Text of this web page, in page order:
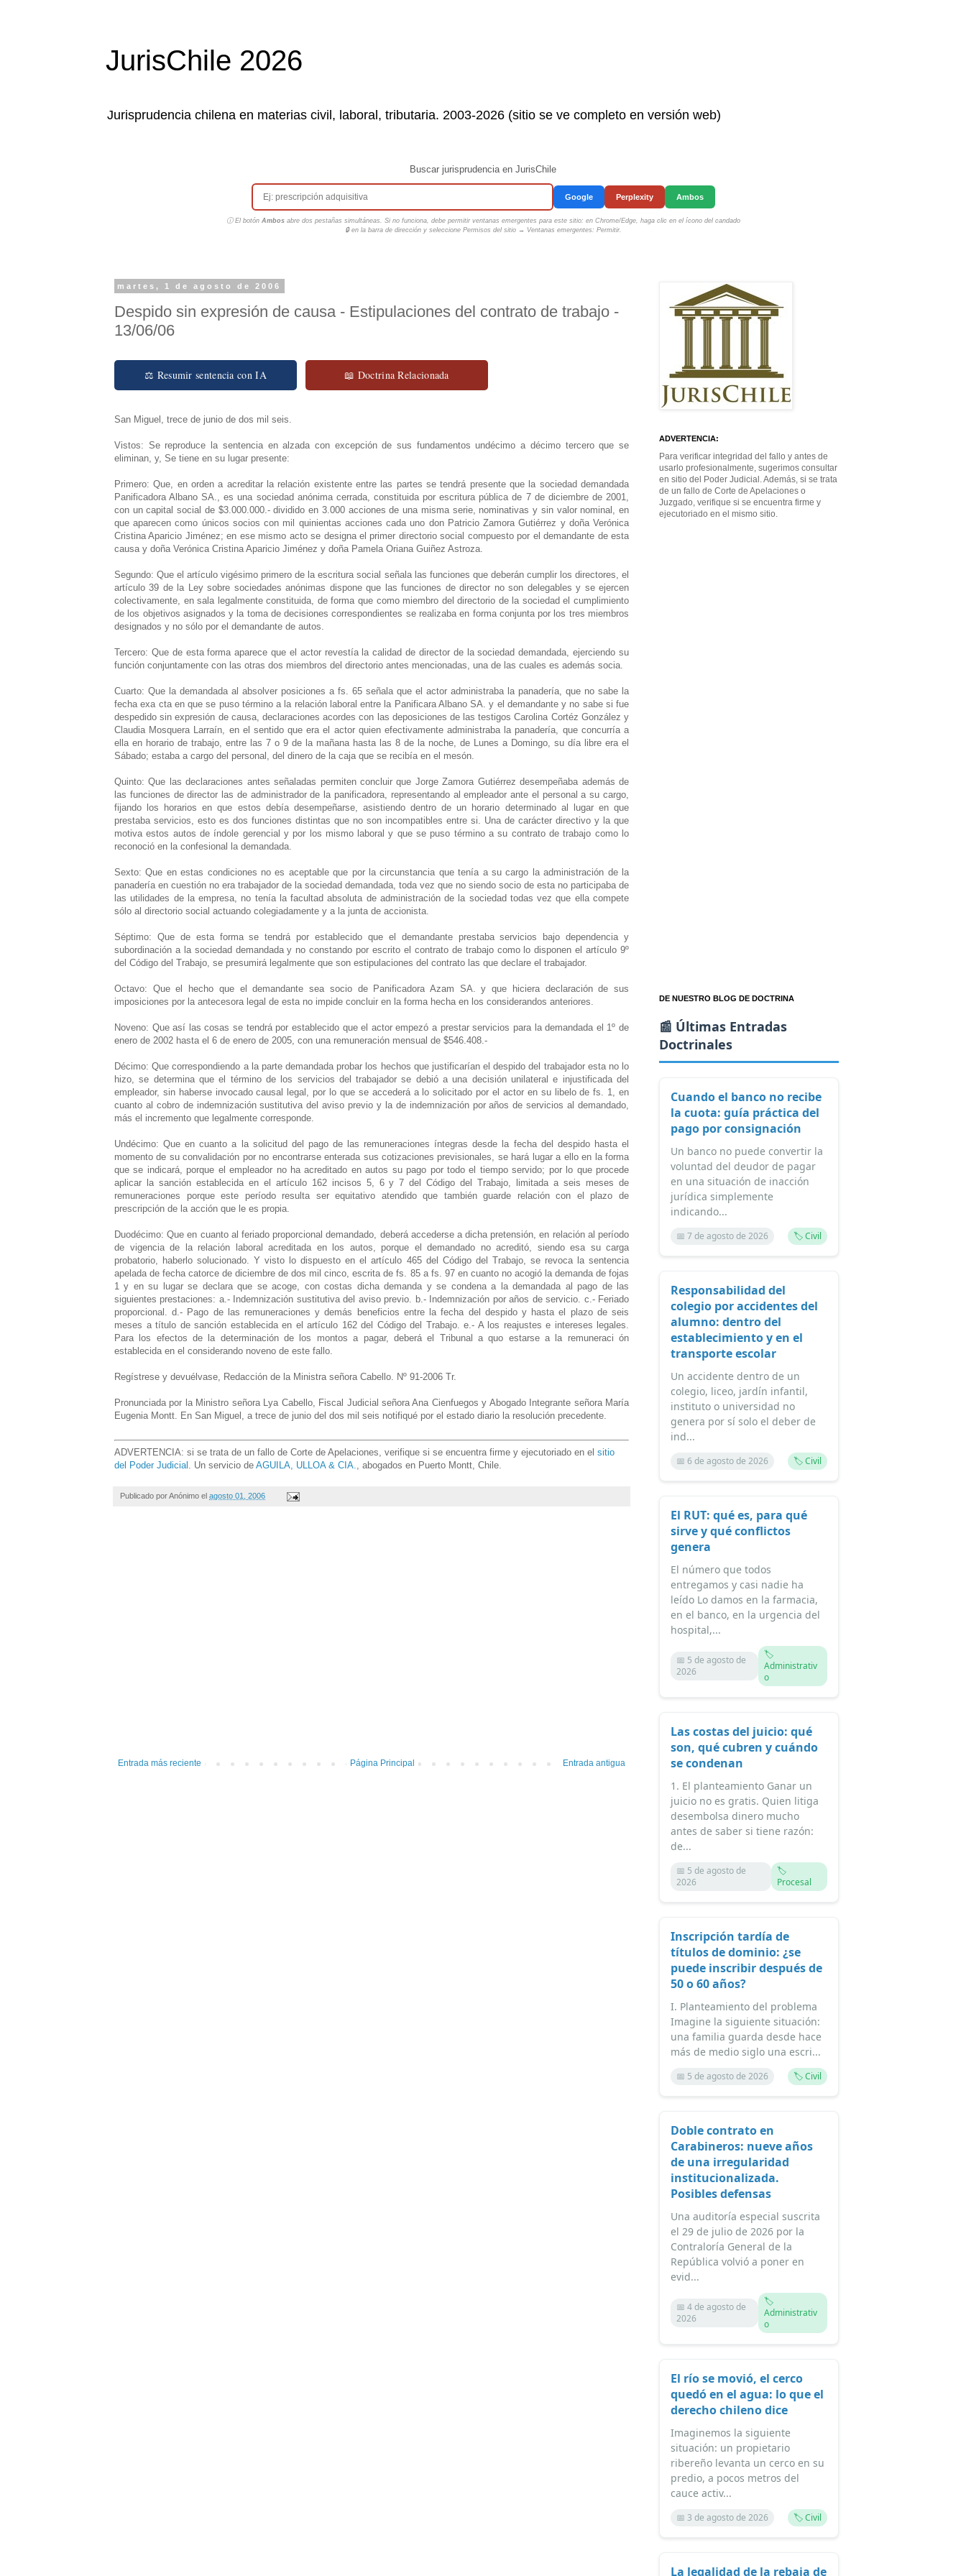
JurisChile 2026
Jurisprudencia chilena en materias civil, laboral, tributaria. 2003-2026 (sitio se ve completo en versión web)
Buscar jurisprudencia en JurisChile
Google Perplexity Ambos
ⓘ El botón Ambosabre dos pestañas simultáneas. Si no funciona, debe permitir ventanas emergentes para este sitio: en Chrome/Edge, haga clic en el ícono del candado
🔒 en la barra de dirección y seleccione Permisos del sitio → Ventanas emergentes: Permitir.
martes, 1 de agosto de 2006
Despido sin expresión de causa - Estipulaciones del contrato de trabajo -
13/06/06
⚖ Resumir sentencia con IA 📖 Doctrina Relacionada
San Miguel, trece de junio de dos mil seis.
Vistos: Se reproduce la sentencia en alzada con excepción de sus fundamentos undécimo a décimo tercero que se
eliminan, y, Se tiene en su lugar presente:
Primero: Que, en orden a acreditar la relación existente entre las partes se tendrá presente que la sociedad demandada
Panificadora Albano SA., es una sociedad anónima cerrada, constituida por escritura pública de 7 de diciembre de 2001,
con un capital social de $3.000.000.- dividido en 3.000 acciones de una misma serie, nominativas y sin valor nominal, en
que aparecen como únicos socios con mil quinientas acciones cada uno don Patricio Zamora Gutiérrez y doña Verónica
Cristina Aparicio Jiménez; en ese mismo acto se designa el primer directorio social compuesto por el demandante de esta
causa y doña Verónica Cristina Aparicio Jiménez y doña Pamela Oriana Guiñez Astroza.
Segundo: Que el artículo vigésimo primero de la escritura social señala las funciones que deberán cumplir los directores, el
artículo 39 de la Ley sobre sociedades anónimas dispone que las funciones de director no son delegables y se ejercen
colectivamente, en sala legalmente constituida, de forma que como miembro del directorio de la sociedad el cumplimiento
de los objetivos asignados y la toma de decisiones correspondientes se realizaba en forma conjunta por los tres miembros
designados y no sólo por el demandante de autos.
Tercero: Que de esta forma aparece que el actor revestía la calidad de director de la sociedad demandada, ejerciendo su
función conjuntamente con las otras dos miembros del directorio antes mencionadas, una de las cuales es además socia.
Cuarto: Que la demandada al absolver posiciones a fs. 65 señala que el actor administraba la panadería, que no sabe la
fecha exa cta en que se puso término a la relación laboral entre la Panificara Albano SA. y el demandante y no sabe si fue
despedido sin expresión de causa, declaraciones acordes con las deposiciones de las testigos Carolina Cortéz González y
Claudia Mosquera Larraín, en el sentido que era el actor quien efectivamente administraba la panadería, que concurría a
ella en horario de trabajo, entre las 7 o 9 de la mañana hasta las 8 de la noche, de Lunes a Domingo, su día libre era el
Sábado; estaba a cargo del personal, del dinero de la caja que se recibía en el mesón.
Quinto: Que las declaraciones antes señaladas permiten concluir que Jorge Zamora Gutiérrez desempeñaba además de
las funciones de director las de administrador de la panificadora, representando al empleador ante el personal a su cargo,
fijando los horarios en que estos debía desempeñarse, asistiendo dentro de un horario determinado al lugar en que
prestaba servicios, esto es dos funciones distintas que no son incompatibles entre si. Una de carácter directivo y la que
motiva estos autos de índole gerencial y por los mismo laboral y que se puso término a su contrato de trabajo como lo
reconoció en la confesional la demandada.
Sexto: Que en estas condiciones no es aceptable que por la circunstancia que tenía a su cargo la administración de la
panadería en cuestión no era trabajador de la sociedad demandada, toda vez que no siendo socio de esta no participaba de
las utilidades de la empresa, no tenía la facultad absoluta de administración de la sociedad todas vez que ella compete
sólo al directorio social actuando colegiadamente y a la junta de accionista.
Séptimo: Que de esta forma se tendrá por establecido que el demandante prestaba servicios bajo dependencia y
subordinación a la sociedad demandada y no constando por escrito el contrato de trabajo como lo disponen el artículo 9º
del Código del Trabajo, se presumirá legalmente que son estipulaciones del contrato las que declare el trabajador.
Octavo: Que el hecho que el demandante sea socio de Panificadora Azam SA. y que hiciera declaración de sus
imposiciones por la antecesora legal de esta no impide concluir en la forma hecha en los considerandos anteriores.
Noveno: Que así las cosas se tendrá por establecido que el actor empezó a prestar servicios para la demandada el 1º de
enero de 2002 hasta el 6 de enero de 2005, con una remuneración mensual de $546.408.-
Décimo: Que correspondiendo a la parte demandada probar los hechos que justificarían el despido del trabajador esta no lo
hizo, se determina que el término de los servicios del trabajador se debió a una decisión unilateral e injustificada del
empleador, sin haberse invocado causal legal, por lo que se accederá a lo solicitado por el actor en su libelo de fs. 1, en
cuanto al cobro de indemnización sustitutiva del aviso previo y la de indemnización por años de servicios al demandado,
más el incremento que legalmente corresponde.
Undécimo: Que en cuanto a la solicitud del pago de las remuneraciones íntegras desde la fecha del despido hasta el
momento de su convalidación por no encontrarse enterada sus cotizaciones previsionales, se hará lugar a ello en la forma
que se indicará, porque el empleador no ha acreditado en autos su pago por todo el tiempo servido; por lo que procede
aplicar la sanción establecida en el artículo 162 incisos 5, 6 y 7 del Código del Trabajo, limitada a seis meses de
remuneraciones porque este período resulta ser equitativo atendido que también guarde relación con el plazo de
prescripción de la acción que le es propia.
Duodécimo: Que en cuanto al feriado proporcional demandado, deberá accederse a dicha pretensión, en relación al período
de vigencia de la relación laboral acreditada en los autos, porque el demandado no acreditó, siendo esa su carga
probatorio, haberlo solucionado. Y visto lo dispuesto en el artículo 465 del Código del Trabajo, se revoca la sentencia
apelada de fecha catorce de diciembre de dos mil cinco, escrita de fs. 85 a fs. 97 en cuanto no acogió la demanda de fojas
1 y en su lugar se declara que se acoge, con costas dicha demanda y se condena a la demandada al pago de las
siguientes prestaciones: a.- Indemnización sustitutiva del aviso previo. b.- Indemnización por años de servicio. c.- Feriado
proporcional. d.- Pago de las remuneraciones y demás beneficios entre la fecha del despido y hasta el plazo de seis
meses a título de sanción establecida en el artículo 162 del Código del Trabajo. e.- A los reajustes e intereses legales.
Para los efectos de la determinación de los montos a pagar, deberá el Tribunal a quo estarse a la remuneraci ón
establecida en el considerando noveno de este fallo.
Regístrese y devuélvase, Redacción de la Ministra señora Cabello. Nº 91-2006 Tr.
Pronunciada por la Ministro señora Lya Cabello, Fiscal Judicial señora Ana Cienfuegos y Abogado Integrante señora María
Eugenia Montt. En San Miguel, a trece de junio del dos mil seis notifiqué por el estado diario la resolución precedente.
ADVERTENCIA: si se trata de un fallo de Corte de Apelaciones, verifique si se encuentra firme y ejecutoriado en el sitio
del Poder Judicial
. Un servicio de AGUILA, ULLOA & CIA. , abogados en Puerto Montt, Chile.
Publicado porAnónimo el agosto 01, 2006
Entrada más reciente Entrada antigua
Página Principal
ADVERTENCIA:
Para verificar integridad del fallo y antes de
usarlo profesionalmente, sugerimos consultar
en sitio del Poder Judicial. Además, si se trata
de un fallo de Corte de Apelaciones o
Juzgado, verifique si se encuentra firme y
ejecutoriado en el mismo sitio.
DE NUESTRO BLOG DE DOCTRINA
📰 Últimas Entradas
Doctrinales
Cuando el banco no recibe
la cuota: guía práctica del
pago por consignación
Un banco no puede convertir la
voluntad del deudor de pagar
en una situación de inacción
jurídica simplemente
indicando...
📅 7 de agosto de 2026 🏷️ Civil
Responsabilidad del
colegio por accidentes del
alumno: dentro del
establecimiento y en el
transporte escolar
Un accidente dentro de un
colegio, liceo, jardín infantil,
instituto o universidad no
genera por sí solo el deber de
ind...
📅 6 de agosto de 2026 🏷️ Civil
El RUT: qué es, para qué
sirve y qué conflictos
genera
El número que todos
entregamos y casi nadie ha
leído Lo damos en la farmacia,
en el banco, en la urgencia del
hospital,...
📅 5 de agosto de
2026
🏷️
Administrativ
o
Las costas del juicio: qué
son, qué cubren y cuándo
se condenan
1. El planteamiento Ganar un
juicio no es gratis. Quien litiga
desembolsa dinero mucho
antes de saber si tiene razón:
de...
📅 5 de agosto de
2026
🏷️
Procesal
Inscripción tardía de
títulos de dominio: ¿se
puede inscribir después de
50 o 60 años?
I. Planteamiento del problema
Imagine la siguiente situación:
una familia guarda desde hace
más de medio siglo una escri...
📅 5 de agosto de 2026 🏷️ Civil
Doble contrato en
Carabineros: nueve años
de una irregularidad
institucionalizada.
Posibles defensas
Una auditoría especial suscrita
el 29 de julio de 2026 por la
Contraloría General de la
República volvió a poner en
evid...
📅 4 de agosto de
2026
🏷️
Administrativ
o
El río se movió, el cerco
quedó en el agua: lo que el
derecho chileno dice
Imaginemos la siguiente
situación: un propietario
ribereño levanta un cerco en su
predio, a pocos metros del
cauce activ...
📅 3 de agosto de 2026 🏷️ Civil
La legalidad de la rebaja de